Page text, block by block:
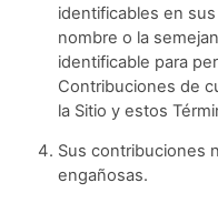
identificables en
nombre o la
identificable para
Contribuciones de
la Sitio y estos
Sus contribuciones
engañosas.